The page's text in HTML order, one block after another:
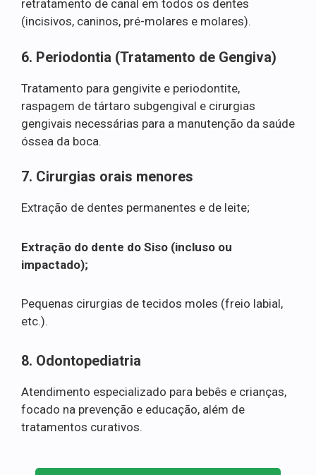
retratamento de canal em todos os dentes
(incisivos, caninos, pré-molares e molares).
6. Periodontia (Tratamento de Gengiva)
Tratamento para gengivite e periodontite,
raspagem de tártaro subgengival e cirurgias
gengivais necessárias para a manutenção da saúde
óssea da boca.
7. Cirurgias orais menores
Extração de dentes permanentes e de leite;
Extração do dente do Siso (incluso ou
impactado);
Pequenas cirurgias de tecidos moles (freio labial,
etc.).
8. Odontopediatria
Atendimento especializado para bebês e crianças,
focado na prevenção e educação, além de
tratamentos curativos.